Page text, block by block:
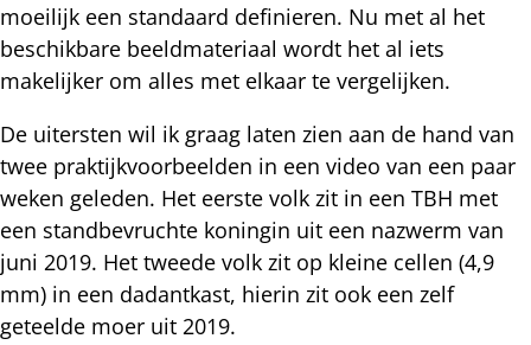
moeilijk een standaard definieren. Nu met al het
beschikbare beeldmateriaal wordt het al iets
makelijker om alles met elkaar te vergelijken.
De uitersten wil ik graag laten zien aan de hand van
twee praktijkvoorbeelden in een video van een paar
weken geleden. Het eerste volk zit in een TBH met
een standbevruchte koningin uit een nazwerm van
juni 2019. Het tweede volk zit op kleine cellen (4,9
mm) in een dadantkast, hierin zit ook een zelf
geteelde moer uit 2019.